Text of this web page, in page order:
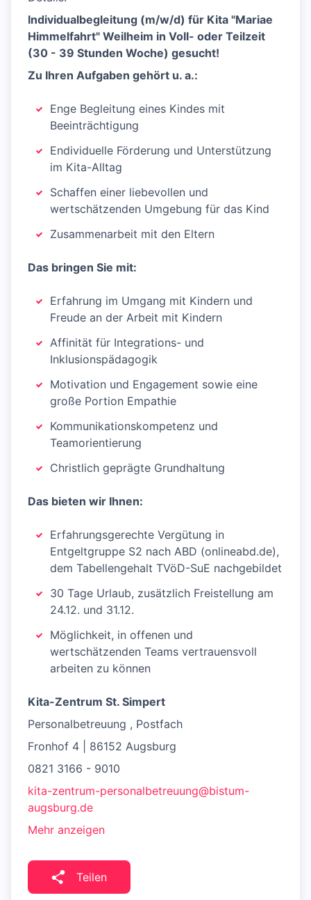
Individualbegleitung (m/w/d) für Kita "Mariae
Himmelfahrt" Weilheim in Voll- oder Teilzeit
(30 - 39 Stunden Woche) gesucht!
Zu Ihren Aufgaben gehört u. a.:
Enge Begleitung eines Kindes mit
Beeinträchtigung
Endividuelle Förderung und Unterstützung
im Kita-Alltag
Schaffen einer liebevollen und
wertschätzenden Umgebung für das Kind
Zusammenarbeit mit den Eltern
Das bringen Sie mit:
Erfahrung im Umgang mit Kindern und
Freude an der Arbeit mit Kindern
Affinität für Integrations- und
Inklusionspädagogik
Motivation und Engagement sowie eine
große Portion Empathie
Kommunikationskompetenz und
Teamorientierung
Christlich geprägte Grundhaltung
Das bieten wir Ihnen:
Erfahrungsgerechte Vergütung in
Entgeltgruppe S2 nach ABD (onlineabd.de),
dem Tabellengehalt TVöD-SuE nachgebildet
30 Tage Urlaub, zusätzlich Freistellung am
24.12. und 31.12.
Möglichkeit, in offenen und
wertschätzenden Teams vertrauensvoll
arbeiten zu können
Kita-Zentrum St. Simpert
Personalbetreuung , Postfach
Fronhof 4 | 86152 Augsburg
0821 3166 - 9010
kita-zentrum-personalbetreuung@bistum-
augsburg.de
Mehr anzeigen
Teilen